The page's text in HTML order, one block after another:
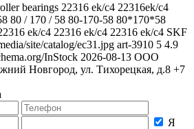
bearings 22316 ek/c4 22316ek/c4
80 / 170 / 58 80-170-58 80*170*58
ek/c4 22316 ek/c4 22316 ek/c4 SKF
site/catalog/ec31.jpg art-3910 5 4.9
InStock 2026-08-13 ООО
Новгород, ул. Тихорецкая, д.8 +7
Я